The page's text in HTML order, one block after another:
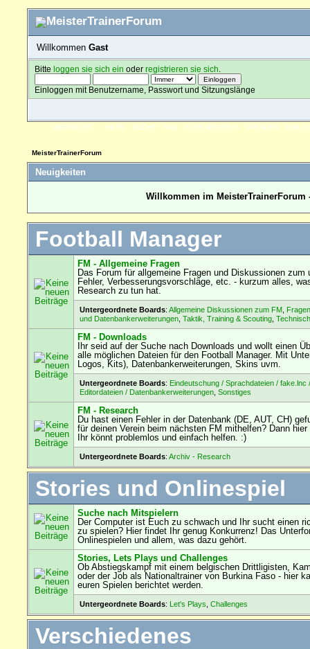
Willkommen Gast
Bitteloggen sie sich ein oderregistrieren sie sich
Einloggen mit Benutzername, Passwort und Sitzungslänge
ÜBERSICHT HILFE SUCHE FAQ FORENREGELN SPENDEN
MeisterTrainerForum
Neuigkeiten
Willkommen im
Football Manager
FM - Allgemeine Fragen
Das Forum für allgemeine Fragen und Diskussionen zum
Fehler, Verbesserungsvorschläge, etc. - kurzum alles,
Research zu tun hat.
Untergeordnete Boards: Allgemeine Diskussionen zum FM,
und Datenbankerweiterungen, Taktik, Training & Scouting,
FM - Downloads
Ihr seid auf der Suche nach Downloads und wollt einen
alle möglichen Dateien für den Football Manager. Mit
Logos, Kits), Datenbankerweiterungen, Skins uvm.
Untergeordnete Boards: Eindeutschung / Sprachdateien / fake.lnc
Editordateien / Datenbankerweiterungen, Sonstiges
FM - Research
Du hast einen Fehler in der Datenbank (DE, AUT, CH)
für deinen Verein beim nächsten FM mithelfen? Dann
Ihr könnt problemlos und einfach helfen. :)
Untergeordnete Boards: Archiv - Research
Stories und Onlinespiel
Suche nach Mitspielern
Der Computer ist Euch zu schwach und Ihr sucht einen
zu spielen? Hier findet Ihr genug Konkurrenz! Das
Onlinespielen und allem, was dazu gehört.
Stories, Lets Plays und Challenges
Ob Abstiegskampf mit einem belgischen Drittligisten,
oder der Job als Nationaltrainer von Burkina Faso - hier
euren Spielen berichtet werden.
Untergeordnete Boards: Let's Plays Challenges
Verschiedenes